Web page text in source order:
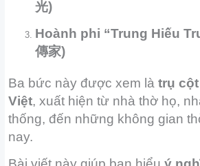
光)
Hoành phi “Trung Hiếu
傳家)
Ba bức này được xem làtrụ
Việt, xuất hiện từ nhà thờ họ,
thống, đến những không gian
nay.